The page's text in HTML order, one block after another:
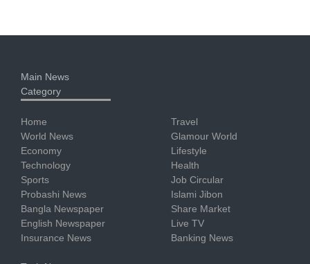
Main News
Category
Home
World News
Economy
Technology
Sports
Probashi News
Bangla Newspaper
English Newspaper
Insurance News
Travel
Glamour World
Lifestyle
Health
Job Circular
Islami Jibon
Share Market
Live TV
Banking News